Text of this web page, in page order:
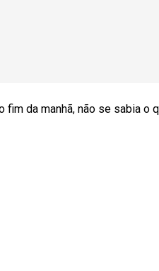
fim da manhã, não se sabia o